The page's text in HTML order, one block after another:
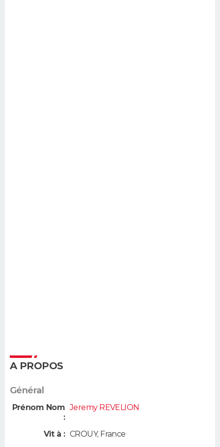
A PROPOS
Général
Prénom Nom
:
Jeremy REVELION
Vit à : CROUY, France